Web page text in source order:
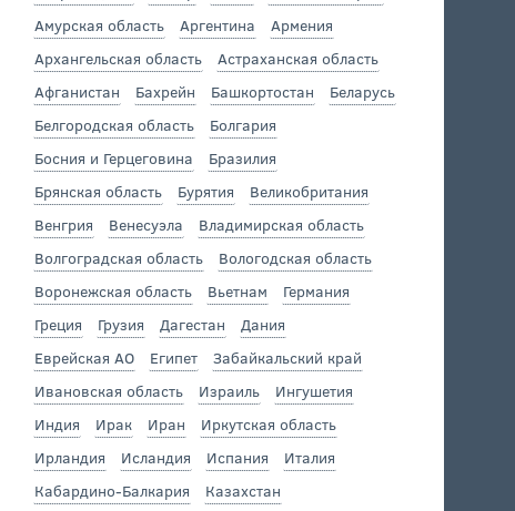
Амурская область
Аргентина
Армения
Архангельская область
Астраханская область
Афганистан
Бахрейн Башкортостан
Беларусь
Белгородская область
Болгария
Босния и Герцеговина
Бразилия
Брянская область
Бурятия
Великобритания
Венгрия
Венесуэла
Владимирская область
Волгоградская область
Вологодская область
Воронежская область
Вьетнам
Германия
Греция
Грузия Дагестан
Дания
Еврейская АО
Египет
Забайкальский край
Ивановская область
Израиль
Ингушетия
Индия
Ирак Иран
Иркутская область
Ирландия
Исландия Испания
Италия
Кабардино-Балкария
Казахстан